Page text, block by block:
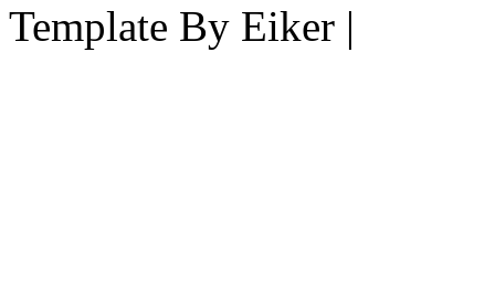
Template By Eiker |